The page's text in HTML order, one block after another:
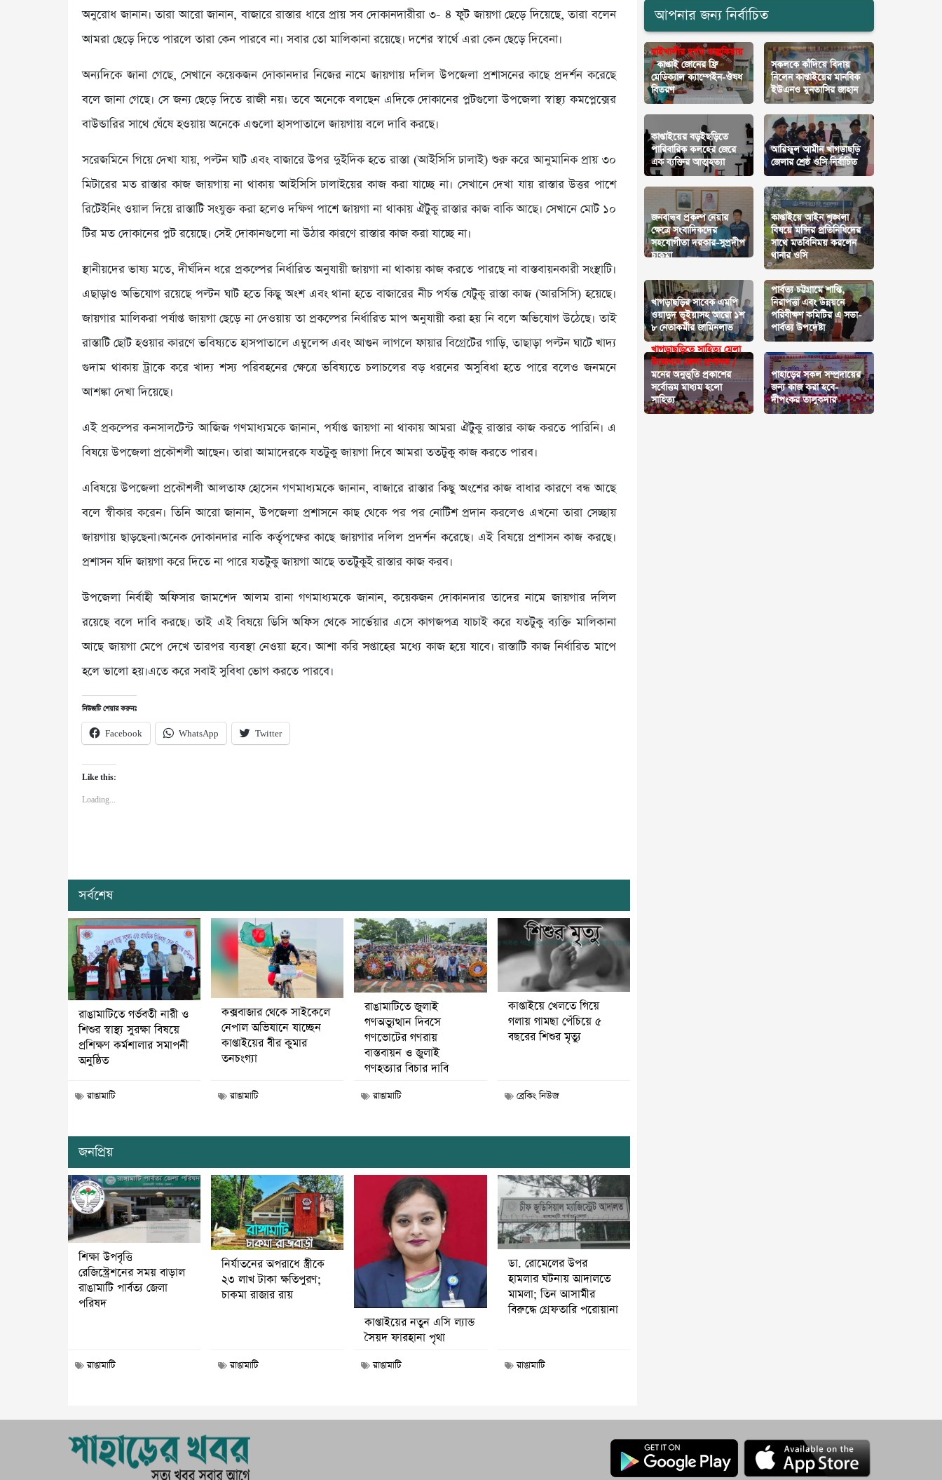
অনুরোধ জানান। তারা আরো জানান, বাজারে রাস্তার ধারে প্রায় সব দোকানদারীরা ৩- ৪ ফুট জায়গা ছেড়ে দিয়েছে, তারা বলেন
আমরা ছেড়ে দিতে পারলে তারা কেন পারবে না। সবার তো মালিকানা রয়েছে। দশের স্বার্থে এরা কেন ছেড়ে দিবেনা।
অন্যদিকে জানা গেছে, সেখানে কয়েকজন দোকানদার নিজের নামে জায়গায় দলিল উপজেলা প্রশাসনের কাছে প্রদর্শন করেছে
বলে জানা গেছে। সে জন্য ছেড়ে দিতে রাজী নয়। তবে অনেকে বলছেন এদিকে দোকানের প্লটগুলো উপজেলা স্বাস্থ্য কমপ্লেক্সের
বাউন্ডারির সাথে ঘেঁষে হওয়ায় অনেকে এগুলো হাসপাতালে জায়গায় বলে দাবি করছে।
সরেজমিনে গিয়ে দেখা যায়, পল্টন ঘাট এবং বাজারে উপর দুইদিক হতে রাস্তা (আইসিসি ঢালাই) শুরু করে আনুমানিক প্রায় ৩০
মিটারের মত রাস্তার কাজ জায়গায় না থাকায় আইসিসি ঢালাইয়ের কাজ করা যাচ্ছে না। সেখানে দেখা যায় রাস্তার উত্তর পাশে
রিটেইনিং ওয়াল দিয়ে রাস্তাটি সংযুক্ত করা হলেও দক্ষিণ পাশে জায়গা না থাকায় ঐটুকু রাস্তার কাজ বাকি আছে। সেখানে মোট ১০
টির মত দোকানের প্লট রয়েছে। সেই দোকানগুলো না উঠার কারণে রাস্তার কাজ করা যাচ্ছে না।
স্থানীয়দের ভাষ্য মতে, দীর্ঘদিন ধরে প্রকল্পের নির্ধারিত অনুযায়ী জায়গা না থাকায় কাজ করতে পারছে না বাস্তবায়নকারী সংস্থাটি।
এছাড়াও অভিযোগ রয়েছে পল্টন ঘাট হতে কিছু অংশ এবং থানা হতে বাজারের নীচ পর্যন্ত যেটুকু রাস্তা কাজ (আরসিসি) হয়েছে।
জায়গার মালিকরা পর্যাপ্ত জায়গা ছেড়ে না দেওয়ায় তা প্রকল্পের নির্ধারিত মাপ অনুযায়ী করা হয় নি বলে অভিযোগ উঠেছে। তাই
রাস্তাটি ছোট হওয়ার কারণে ভবিষ্যতে হাসপাতালে এম্বুলেন্স এবং আগুন লাগলে ফায়ার বিগ্রেটের গাড়ি, তাছাড়া পল্টন ঘাটে খাদ্য
গুদাম থাকায় ট্রাকে করে খাদ্য শস্য পরিবহনের ক্ষেত্রে ভবিষ্যতে চলাচলের বড় ধরনের অসুবিধা হতে পারে বলেও জনমনে
আশঙ্কা দেখা দিয়েছে।
এই প্রকল্পের কনসালটেন্ট আজিজ গণমাধ্যমকে জানান, পর্যাপ্ত জায়গা না থাকায় আমরা ঐটুকু রাস্তার কাজ করতে পারিনি। এ
বিষয়ে উপজেলা প্রকৌশলী আছেন। তারা আমাদেরকে যতটুকু জায়গা দিবে আমরা ততটুকু কাজ করতে পারব।
এবিষয়ে উপজেলা প্রকৌশলী আলতাফ হোসেন গণমাধ্যমকে জানান, বাজারে রাস্তার কিছু অংশের কাজ বাধার কারণে বন্ধ আছে
বলে স্বীকার করেন। তিনি আরো জানান, উপজেলা প্রশাসনে কাছ থেকে পর পর নোটিশ প্রদান করলেও এখনো তারা সেচ্ছায়
জায়গায় ছাড়ছেনা।অনেক দোকানদার নাকি কর্তৃপক্ষের কাছে জায়গার দলিল প্রদর্শন করেছে। এই বিষয়ে প্রশাসন কাজ করছে।
প্রশাসন যদি জায়গা করে দিতে না পারে যতটুকু জায়গা আছে ততটুকুই রাস্তার কাজ করব।
উপজেলা নির্বাহী অফিসার জামশেদ আলম রানা গণমাধ্যমকে জানান, কয়েকজন দোকানদার তাদের নামে জায়গার দলিল
রয়েছে বলে দাবি করছে। তাই এই বিষয়ে ডিসি অফিস থেকে সার্ভেয়ার এসে কাগজপত্র যাচাই করে যতটুকু ব্যক্তি মালিকানা
আছে জায়গা মেপে দেখে তারপর ব্যবস্থা নেওয়া হবে। আশা করি সপ্তাহের মধ্যে কাজ হয়ে যাবে। রাস্তাটি কাজ নির্ধারিত মাপে
হলে ভালো হয়।এতে করে সবাই সুবিধা ভোগ করতে পারবে।
নিউজটি শেয়ার করুনঃ
Facebook WhatsApp Twitter
Like this:
Loading...
সর্বশেষ
রাঙামাটিতে গর্ভবতী নারী ও
শিশুর স্বাস্থ্য সুরক্ষা বিষয়ে
প্রশিক্ষণ কর্মশালার সমাপনী
অনুষ্ঠিত
রাঙামাটি
কক্সবাজার থেকে সাইকেলে
নেপাল অভিযানে যাচ্ছেন
কাপ্তাইয়ের বীর কুমার
তনচংগ্যা
রাঙামাটি
রাঙামাটিতে জুলাই
গণঅভ্যুত্থান দিবসে
গণভোটের গণরায়
বাস্তবায়ন ও জুলাই
গণহত্যার বিচার দাবি
রাঙামাটি
কাপ্তাইয়ে খেলতে গিয়ে
গলায় গামছা পেঁচিয়ে ৫
বছরের শিশুর মৃত্যু
ব্রেকিং নিউজ
জনপ্রিয়
শিক্ষা উপবৃত্তি
রেজিস্ট্রেশনের সময় বাড়াল
রাঙামাটি পার্বত্য জেলা
পরিষদ
রাঙামাটি
নির্যাতনের অপরাধে স্ত্রীকে
২৩ লাখ টাকা ক্ষতিপুরণ;
চাকমা রাজার রায়
রাঙামাটি
কাপ্তাইয়ের নতুন এসি ল্যান্ড
সৈয়দ ফারহানা পৃথা
রাঙামাটি
ডা. রোমেলের উপর
হামলার ঘটনায় আদালতে
মামলা; তিন আসামীর
বিরুদ্ধে গ্রেফতারি পরোয়ানা
রাঙামাটি
আপনার জন্য নির্বাচিত
রাইখালীর দূর্গম ভাল্লুকিয়ায়
/কাপ্তাই জোনের ফ্রি
মেডিক্যাল ক্যাম্পেইন-ঔষধ
বিতরণ
সকলকে কাঁদিয়ে বিদায়
নিলেন কাপ্তাইয়ের মানবিক
ইউএনও মুনতাসির জাহান
কাপ্তাইয়ের বড়ইছড়িতে
পারিবারিক কলহের জেরে
এক ব্যক্তির আত্মহত্যা
আরিফুল আমীন খাগড়াছড়ি
জেলার শ্রেষ্ঠ ওসি নির্বাচিত
জনবান্ধব প্রকল্প নেয়ার
ক্ষেত্রে সংবাদিকদের
সহযোগীতা দরকার-সুপ্রদীপ
চাকমা
কাপ্তাইয়ে আইন শৃঙ্খলা
বিষয়ে মন্দির প্রতিনিধিদের
সাথে মতবিনিময় করলেন
থানার ওসি
খাগড়াছড়ির সাবেক এমপি
ওয়াদুদ ভূইয়াসহ আরো ১শ
৮ নেতাকর্মীর জামিনলাভ
পার্বত্য চট্টগ্রামে শান্তি,
নিরাপত্তা এবং উন্নয়নে
পরিবীক্ষণ কমিটির এ সভা-
পার্বত্য উপদেষ্টা
খাগড়াছড়িতে সাহিত্য মেলা
উদ্বোধনে জেলা প্রশাসক /
মনের অনুভুতি প্রকাশের
সর্বোত্তম মাধ্যম হলো
সাহিত্য
পাহাড়ের সকল সম্প্রদায়ের
জন্য কাজ করা হবে-
দীপংকর তালুকদার